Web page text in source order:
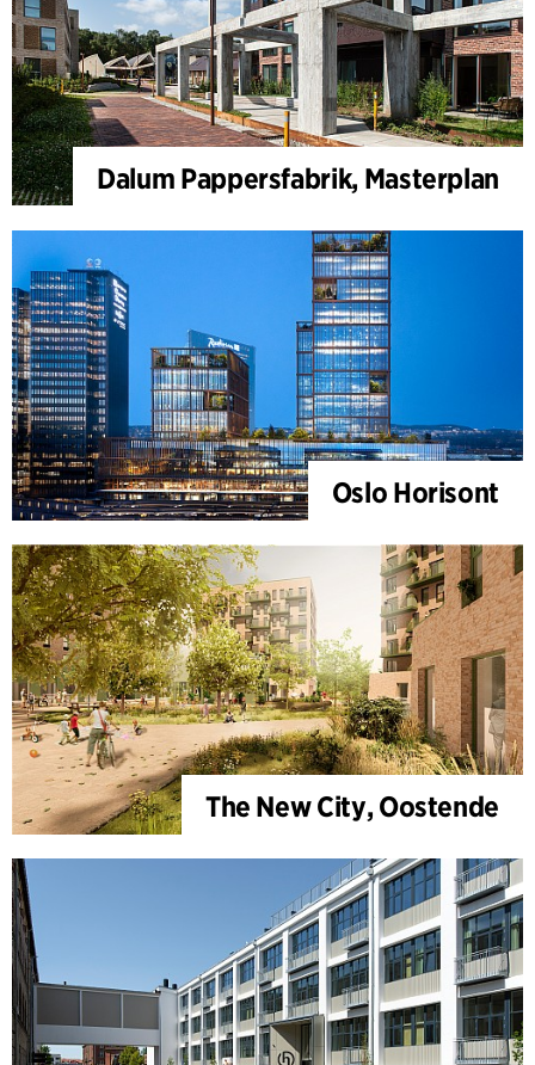
Dalum Pappersfabrik, Masterplan
Oslo Horisont
The New City, Oostende